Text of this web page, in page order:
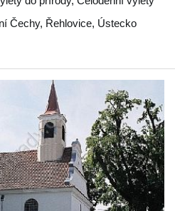
Čechy, Řehlovice, Ústecko